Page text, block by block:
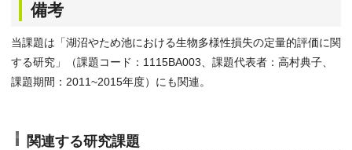
備考
当課題は「湖沼やため池における生物多様性損失の定量的評価に関
する研究」（課題コード：1115BA003、課題代表者：高村典子、
課題期間：2011~2015年度）にも関連。
関連する研究課題